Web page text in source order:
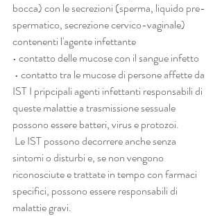
bocca) con le secrezioni (sperma, liquido pre-
spermatico, secrezione cervico-vaginale)
contenenti l'agente infettante
• contatto delle mucose con il sangue infetto
IST I pripcipali agenti infettanti responsabili di
queste malattie a trasmissione sessuale
possono essere batteri, virus e protozoi.
sintomi o disturbi e, se non vengono
riconosciute e trattate in tempo con farmaci
specifici, possono essere responsabili di
malattie gravi.